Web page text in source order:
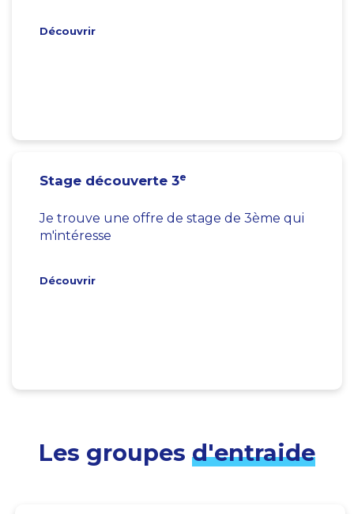
Découvrir
Stage découverte 3e
Je trouve une offre de stage de 3ème qui
m'intéresse
Découvrir
Les groupes d'entraide